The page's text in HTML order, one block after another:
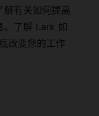
解有关如何提高
。了解 Lark 如
改变您的工作